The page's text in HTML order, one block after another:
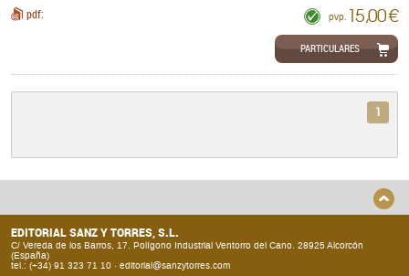
pdf: pvp. 15,00 €
PARTICULARES
1
EDITORIAL SANZ Y TORRES, S.L.
C/ Vereda de los Barros, 17. Polígono Industrial Ventorro del Cano. 28925 Alcorcón
(España)
tel.: (+34) 91 323 71 10 · editorial@sanzytorres.com